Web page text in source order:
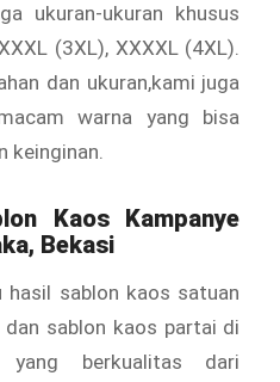
ukuran-ukuran khusus
(3XL), XXXXL (4XL).
dan ukuran,kami juga
warna yang bisa
keinginan.
Kaos Kampanye
Bekasi
sablon kaos satuan
sablon kaos partai di
yang berkualitas dari